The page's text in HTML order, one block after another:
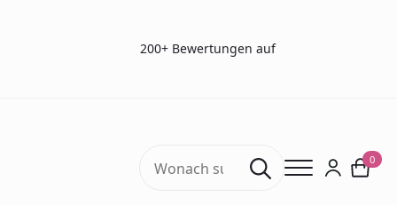
200+ Bewertungen auf
Search
for:
0